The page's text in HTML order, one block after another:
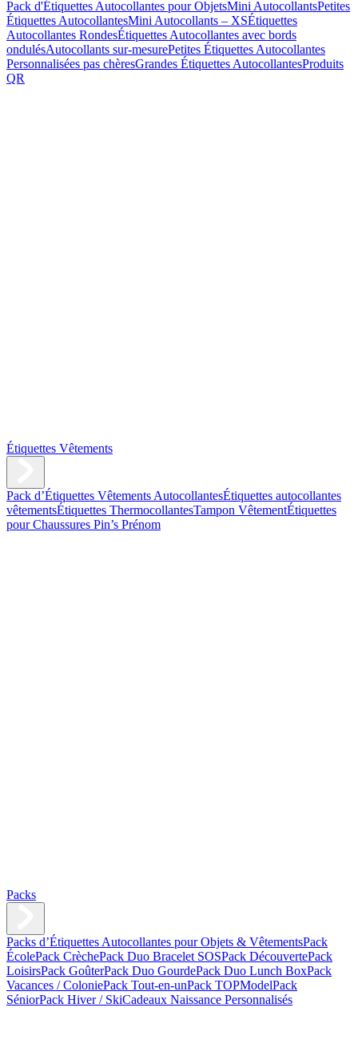
Pack d'Étiquettes Autocollantes pour ObjetsMini AutocollantsPetites
Étiquettes AutocollantesMini Autocollants – XSÉtiquettes
Autocollantes RondesÉtiquettes Autocollantes avec bords
ondulésAutocollants sur-mesurePetites Étiquettes Autocollantes
Personnalisées pas chèresGrandes Étiquettes AutocollantesProduits
QR
Étiquettes Vêtements
Pack d’Étiquettes Vêtements AutocollantesÉtiquettes autocollantes
vêtementsÉtiquettes ThermocollantesTampon VêtementÉtiquettes
pour Chaussures Pin’s Prénom
Packs
Packs d’Étiquettes Autocollantes pour Objets & VêtementsPack
ÉcolePack CrèchePack Duo Bracelet SOSPack DécouvertePack
LoisirsPack GoûterPack Duo GourdePack Duo Lunch BoxPack
Vacances / ColoniePack Tout-en-unPack TOPModelPack
SéniorPack Hiver / SkiCadeaux Naissance Personnalisés